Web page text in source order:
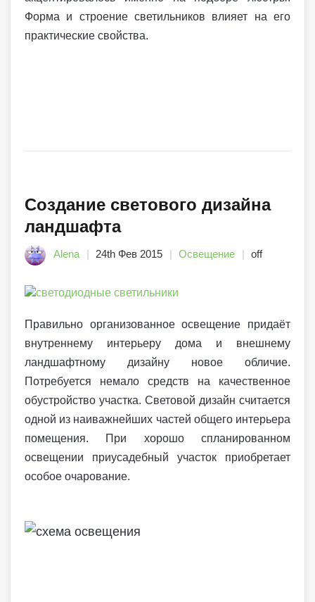
Форма и строение светильников влияет на его
практические свойства.
Создание светового дизайна
ландшафта
Alena 24th Фев 2015 Освещение off
Правильно организованное освещение придаёт
внутреннему интерьеру дома и внешнему
ландшафтному дизайну новое обличие.
Потребуется немало средств на качественное
обустройство участка. Световой дизайн считается
одной из наиважнейших частей общего интерьера
помещения. При хорошо спланированном
освещении приусадебный участок приобретает
особое очарование.